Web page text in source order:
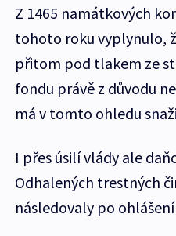
Z 1465 namátkových
tohoto roku vyplynulo,
přitom pod tlakem ze
fondu právě z důvodu
má v tomto ohledu
I přes úsilí vlády ale
Odhalených trestných
následovaly po